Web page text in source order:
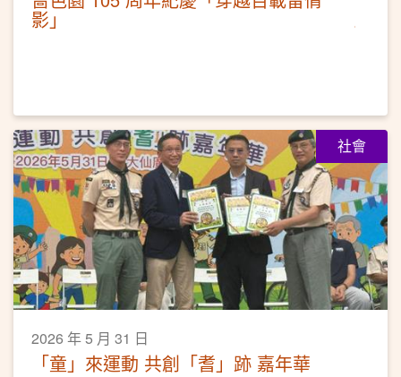
影」
社會
2026 年 5 月 31 日
「童」來運動 共創「耆」跡 嘉年華